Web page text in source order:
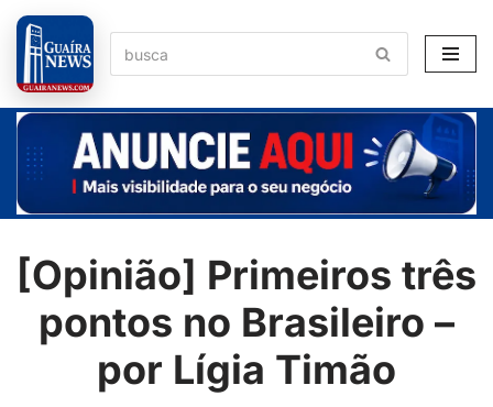
Pular
para
o
conteúdo
[Opinião] Primeiros três
pontos no Brasileiro –
por Lígia Timão